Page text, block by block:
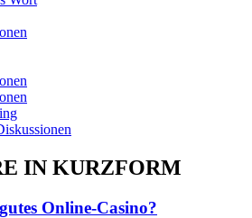
IN KURZFORM
Online-Casino?